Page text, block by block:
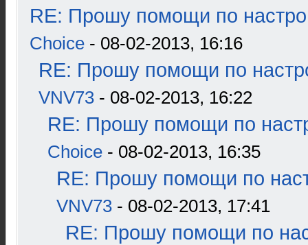
RE: Прошу помощи по
Choice - 08-02-2013, 16:16
RE: Прошу помощи по
VNV73 - 08-02-2013, 16:22
RE: Прошу помощи по
Choice - 08-02-2013, 16:35
RE: Прошу помощи по
VNV73 - 08-02-2013, 17:41
RE: Прошу помощи по